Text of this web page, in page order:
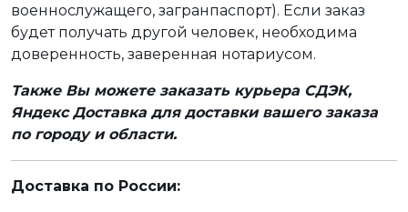
военнослужащего, загранпаспорт). Если заказ
будет получать другой человек, необходима
доверенность, заверенная нотариусом.
Также Вы можете заказать курьера СДЭК,
Яндекс Доставка для доставки вашего заказа
по городу и области.
Доставка по России: